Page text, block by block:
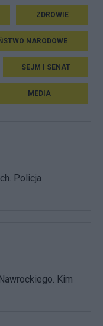
ZDROWIE
NARODOWE
SEJM I SENAT
MEDIA
Policja
Kim